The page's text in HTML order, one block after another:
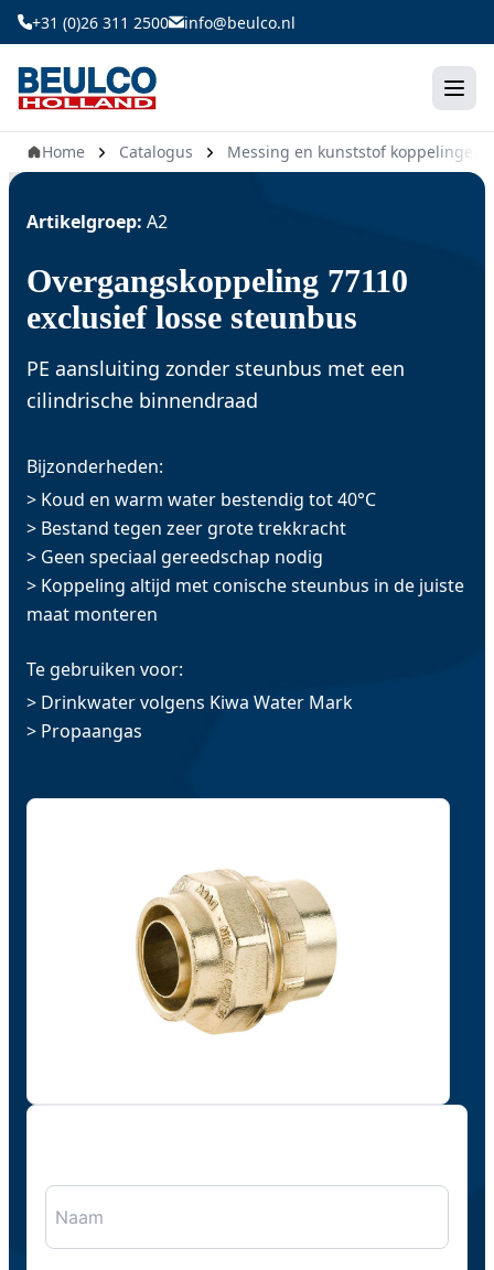
Ga
naar
de
inhoud
+31 (0)26 311 2500 info@beulco.nl
Home Catalogus Messing en kunststof koppelingen
Artikelgroep: A2
Overgangskoppeling 77110
exclusief losse steunbus
PE aansluiting zonder steunbus met een
cilindrische binnendraad
Bijzonderheden:
> Koud en warm water bestendig tot 40°C
> Bestand tegen zeer grote trekkracht
> Geen speciaal gereedschap nodig
> Koppeling altijd met conische steunbus in de juiste
maat monteren
Te gebruiken voor:
> Drinkwater volgens Kiwa Water Mark
> Propaangas